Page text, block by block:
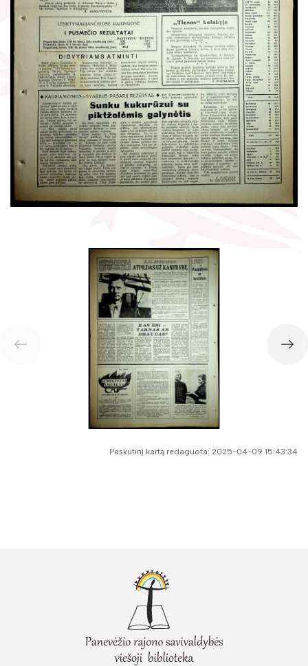
Gaunami periodiniai leidiniai
Tarpbibliotekinis abonementas
Knygomatai
Internetas
Klubai
Literatų klubas „Polėkis“
Interaktyvi kelionė
Gabrielės Petkevičaitės-Bitės literatūrinė
premija
Bibliotekos 70-metis
Virtuali biblioteka
Paskutinį kartą redaguota: 2025-04-09 15:43:34